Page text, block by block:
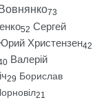
73
52 Сергей
Юрий Христензен42
Валерій
29 Борислав
21